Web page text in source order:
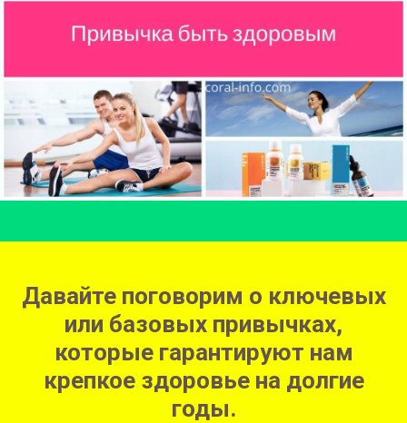
Давайте поговорим о ключевых
или базовых привычках,
которые гарантируют нам
крепкое здоровье на долгие
годы.